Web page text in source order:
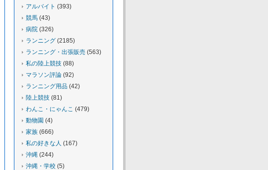
アルバイト (393)
競馬 (43)
病院 (326)
ランニング (2185)
ランニング・出張販売 (563)
私の陸上競技 (88)
マラソン評論 (92)
ランニング用品 (42)
陸上競技 (81)
わんこ・にゃんこ (479)
動物園 (4)
家族 (666)
私の好きな人 (167)
沖縄 (244)
沖縄・学校 (5)